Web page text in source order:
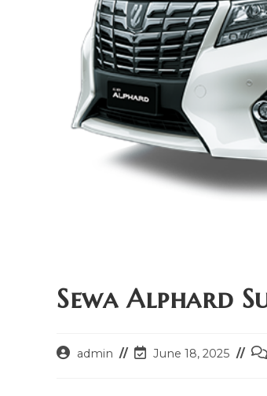
Sewa Alphard
Postadmin
PostJune 18, 2025